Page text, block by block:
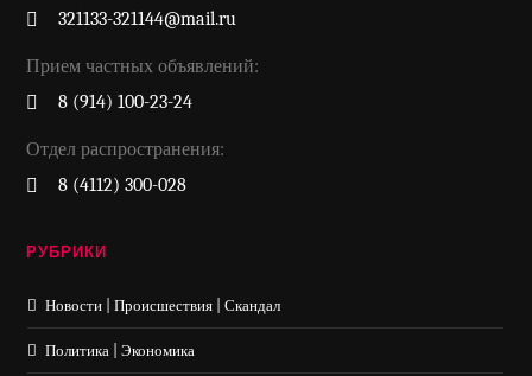
321133-321144@mail.ru
Прием частных объявлений:
8 (914) 100-23-24
Отдел распространения:
8 (4112) 300-028
РУБРИКИ
Новости | Происшествия | Скандал
Политика | Экономика